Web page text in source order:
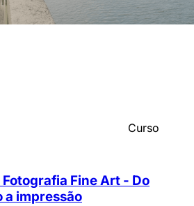
Curso
Fine Art - Do
a impressão